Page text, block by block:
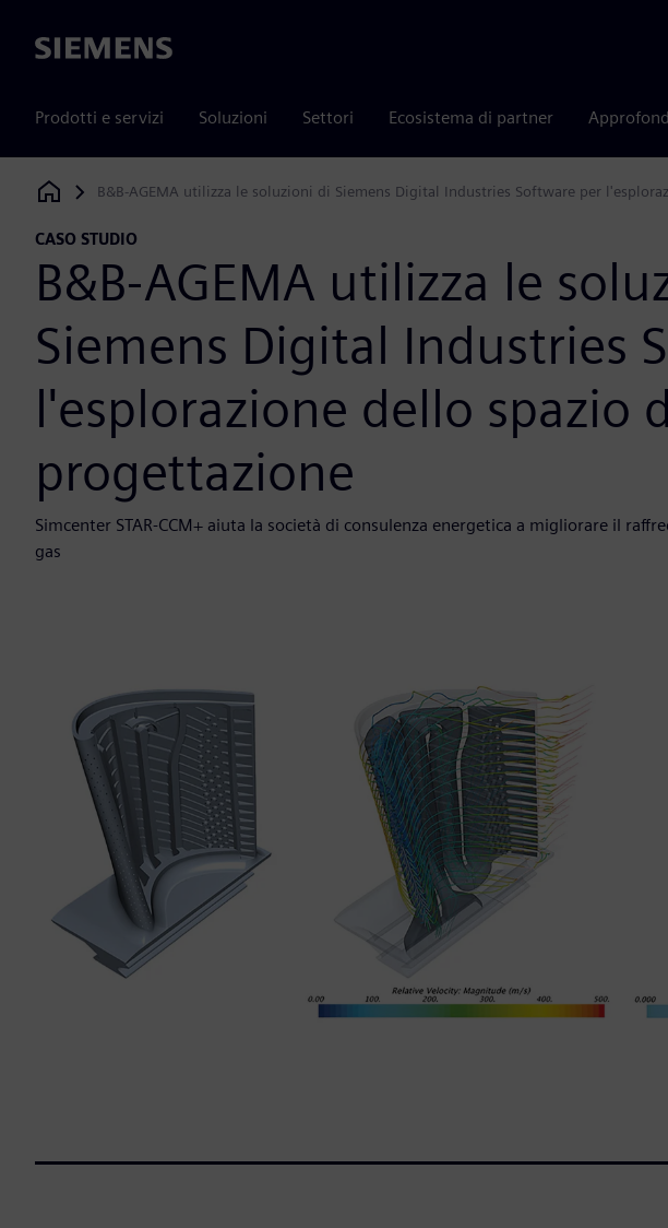
Siemens
Prodotti e servizi Soluzioni Settori Ecosistema di partner
Siemens Digital Industries Software
B&B-AGEMA utilizza le soluzioni di Siemens Digital Industries Software per
CASO STUDIO
B&B-AGEMA utilizza le
Siemens Digital Industries
l'esplorazione dello spazio
progettazione
Simcenter STAR-CCM+ aiuta la società di consulenza energetica a migliorare il
gas